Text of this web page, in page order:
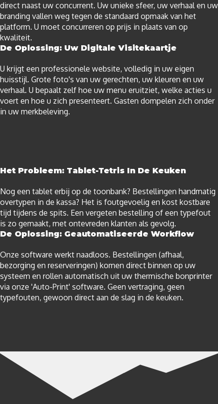
direct naast uw concurrent. Uw unieke sfeer, uw verhaal en uw
branding vallen weg tegen de standaard opmaak van het
platform. U moet concurreren op prijs in plaats van op
kwaliteit.
De Oplossing: Uw Digitale Visitekaartje
U krijgt een professionele website, volledig in uw eigen
huisstijl. Grote foto's van uw gerechten, uw kleuren en uw
verhaal. U bepaalt zelf hoe uw menu eruitziet, welke acties u
voert en hoe u zich presenteert. Gasten dompelen zich onder
in uw merkbeleving.​
Het Probleem: Tablet-Tetris In De Keuken
Nog een tablet erbij op de toonbank? Bestellingen handmatig
overtypen in de kassa? Het is foutgevoelig en kost kostbare
tijd tijdens de spits. Een vergeten bestelling of een typefout
is zo gemaakt, met ontevreden klanten als gevolg.
De Oplossing: Geautomatiseerde Workflow
Onze software werkt naadloos. Bestellingen (afhaal,
bezorging en reserveringen) komen direct binnen op uw
systeem en rollen automatisch uit uw thermische bonprinter
via onze 'Auto-Print' software. Geen vertraging, geen
typefouten, gewoon direct aan de slag in de keuken.